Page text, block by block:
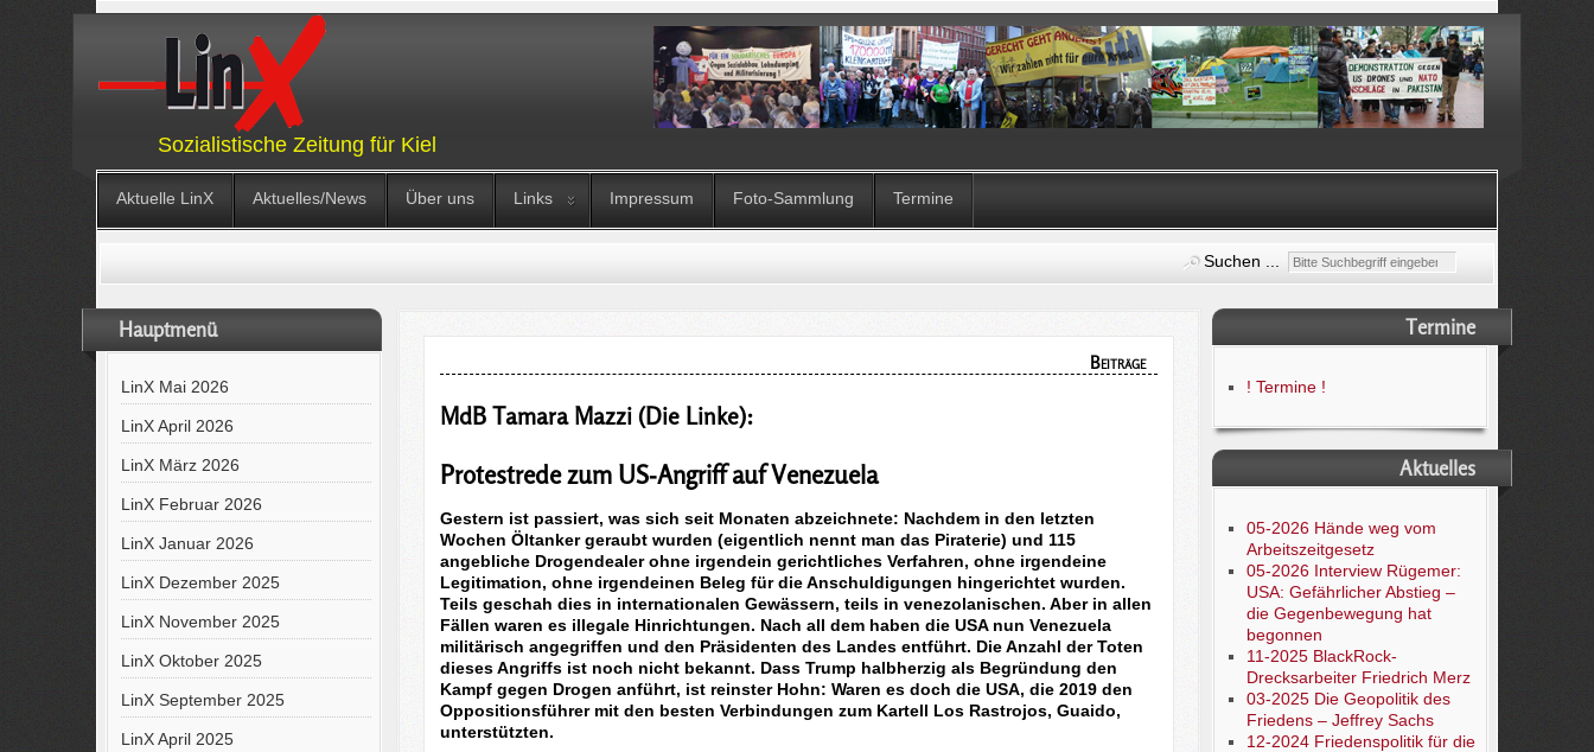
Sozialistische Zeitung für Kiel
Aktuelle LinX Aktuelles/News Über uns Links Impressum Foto-Sammlung Termine
Suchen ...
Hauptmenü
LinX Mai 2026
LinX April 2026
LinX März 2026
LinX Februar 2026
LinX Januar 2026
LinX Dezember 2025
LinX November 2025
LinX Oktober 2025
LinX September 2025
LinX April 2025
Beiträge
MdB Tamara Mazzi (Die Linke):
Protestrede zum US-Angriff auf Venezuela
Gestern ist passiert, was sich seit Monaten abzeichnete: Nachdem in den letzten
Wochen Öltanker geraubt wurden (eigentlich nennt man das Piraterie) und 115
angebliche Drogendealer ohne irgendein gerichtliches Verfahren, ohne irgendeine
Legitimation, ohne irgendeinen Beleg für die Anschuldigungen hingerichtet wurden.
Teils geschah dies in internationalen Gewässern, teils in venezolanischen. Aber in allen
Fällen waren es illegale Hinrichtungen. Nach all dem haben die USA nun Venezuela
militärisch angegriffen und den Präsidenten des Landes entführt. Die Anzahl der Toten
dieses Angriffs ist noch nicht bekannt. Dass Trump halbherzig als Begründung den
Kampf gegen Drogen anführt, ist reinster Hohn: Waren es doch die USA, die 2019 den
Oppositionsführer mit den besten Verbindungen zum Kartell Los Rastrojos, Guaido,
unterstützten.
Termine
! Termine !
Aktuelles
05-2026 Hände weg vom
Arbeitszeitgesetz
05-2026 Interview Rügemer:
USA: Gefährlicher Abstieg –
die Gegenbewegung hat
begonnen
11-2025 BlackRock-
Drecksarbeiter Friedrich Merz
03-2025 Die Geopolitik des
Friedens – Jeffrey Sachs
12-2024 Friedenspolitik für die